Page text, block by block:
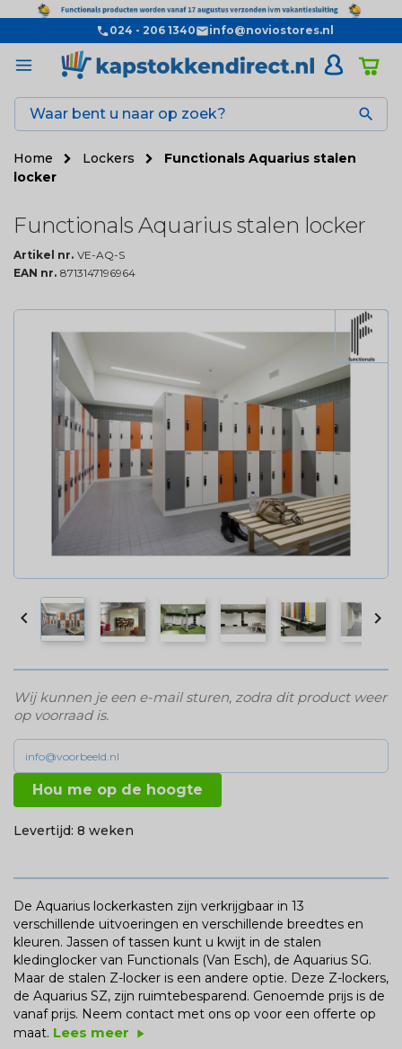
024 - 206 1340 info@noviostores.nl

Home Lockers
Functionals Aquarius stalen
locker
Functionals Aquarius stalen locker
Artikel nr. VE-AQ-S
EAN nr. 8713147196964
 
Wij kunnen je een e-mail sturen, zodra dit product weer
op voorraad is.
Hou me op de hoogte
Levertijd: 8 weken
De Aquarius lockerkasten zijn verkrijgbaar in 13
verschillende uitvoeringen en verschillende breedtes en
kleuren. Jassen of tassen kunt u kwijt in de stalen
kledinglocker van Functionals (Van Esch), de Aquarius SG.
Maar de stalen Z-locker is een andere optie. Deze Z-lockers,
de Aquarius SZ, zijn ruimtebesparend. Genoemde prijs is de
vanaf prijs. Neem contact met ons op voor een offerte op
maat. Lees meer play_arrow